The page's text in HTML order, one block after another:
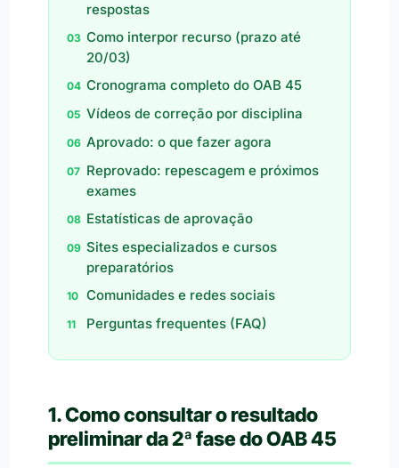
respostas
Como interpor recurso (prazo até
20/03)
Cronograma completo do OAB 45
Vídeos de correção por disciplina
Aprovado: o que fazer agora
Reprovado: repescagem e próximos
exames
Estatísticas de aprovação
Sites especializados e cursos
preparatórios
Comunidades e redes sociais
Perguntas frequentes (FAQ)
1. Como consultar o resultado
preliminar da 2ª fase do OAB 45